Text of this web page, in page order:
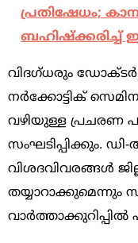
പ്രതിഷേധം;
ബഹിഷ്‌ക്കരിച്ച്
വിദഗ്ധരും
നര്‍ക്കോട്ടിക്
വഴിയുള്ള പ്രചരണ
സംഘടിപ്പിക്കും.
വിശദവിവരങ്ങള്‍
തയ്യാറാക്കുമെന്നും